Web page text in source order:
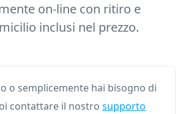
on-line con ritiro e
inclusi nel prezzo.
o semplicemente hai bisogno di
contattare il nostro supporto